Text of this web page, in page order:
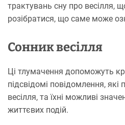
трактувань сну про весілля,
розібратися, що саме може
Сонник весілля
Ці тлумачення допоможуть
підсвідомі повідомлення,
весілля, та їхні можливі
життєвих подій.